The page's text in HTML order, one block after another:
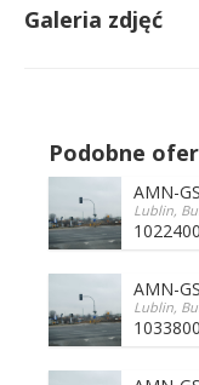
Galeria zdjęć
Podobne
AMN-
Lublin,
AMN-
Lublin,